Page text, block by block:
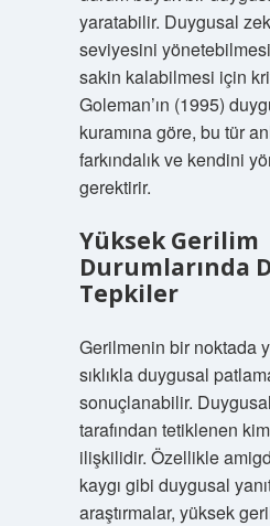
yaratabilir. Duygusal
seviyesini
sakin kalabilmesi için
Goleman’ın (1995)
kuramına göre, bu tür
farkındalık ve kendini
gerektirir.
Yüksek Gerilim
Durumlarında
Tepkiler
Gerilmenin bir noktada
sıklıkla duygusal
sonuçlanabilir.
tarafından tetiklenen
ilişkilidir. Özellikle
kaygı gibi duygusal
araştırmalar, yüksek